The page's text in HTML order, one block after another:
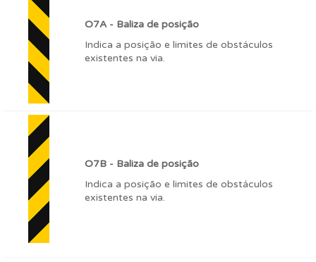
O7A - Baliza de posição
Indica a posição e limites de obstáculos
existentes na via.
O7B - Baliza de posição
Indica a posição e limites de obstáculos
existentes na via.